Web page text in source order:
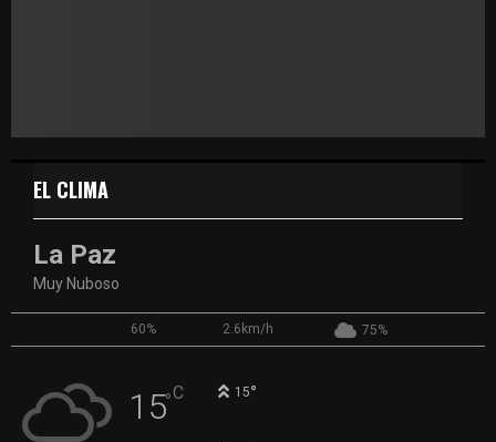
EL CLIMA
La Paz
Muy Nuboso
60% 2.6km/h 75%
15°C 15°